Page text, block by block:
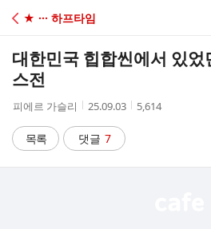
C
A
★ ··· 하프타임
대한민국 힙합씬에서 있었
스전
작
자
피에르 가슬리
작
시
간
25.09.03
조
5,614
목록 댓글 7